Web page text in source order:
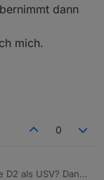
dann
mich.
0
D2 als USV? Dann